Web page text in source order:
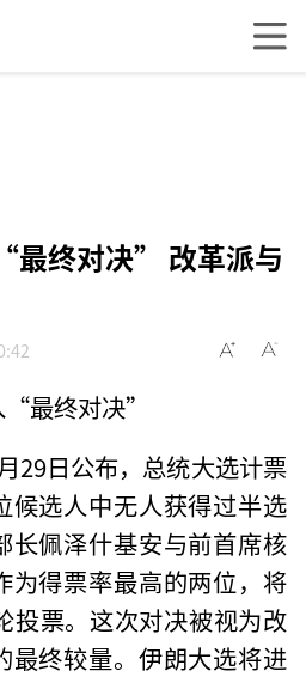
最终对决” 改革派与
“最终对决”
29日公布，总统大选计票
候选人中无人获得过半选
长佩泽什基安与前首席核
为得票率最高的两位，将
投票。这次对决被视为改
最终较量。伊朗大选将进